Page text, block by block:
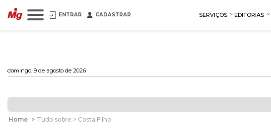
ENTRAR CADASTRAR SERVIÇOS EDITORIAS
domingo, 9 de agosto de 2026
Home > Tudo sobre > Costa Filho